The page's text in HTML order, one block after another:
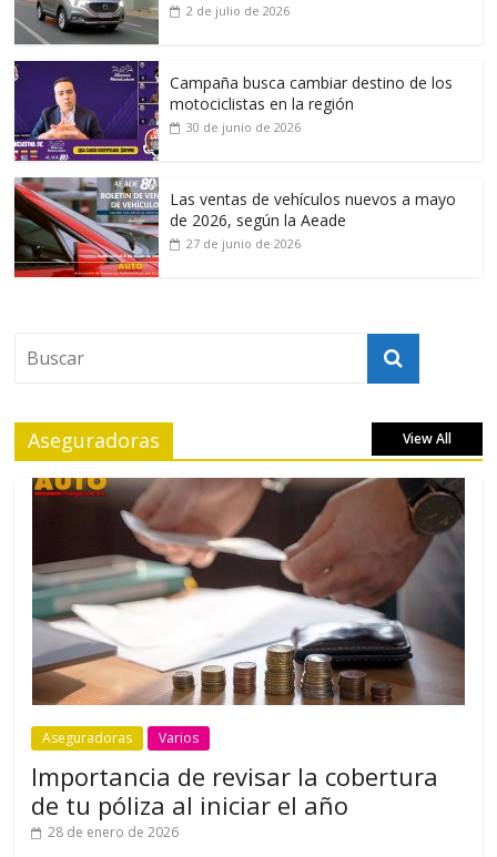
2 de julio de 2026
Campaña busca cambiar destino de los
motociclistas en la región
30 de junio de 2026
Las ventas de vehículos nuevos a mayo
de 2026, según la Aeade
27 de junio de 2026
Aseguradoras View All
Aseguradoras Varios
Importancia de revisar la cobertura
de tu póliza al iniciar el año
28 de enero de 2026